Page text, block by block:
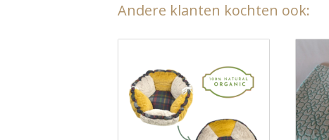
Andere klanten kochten ook: